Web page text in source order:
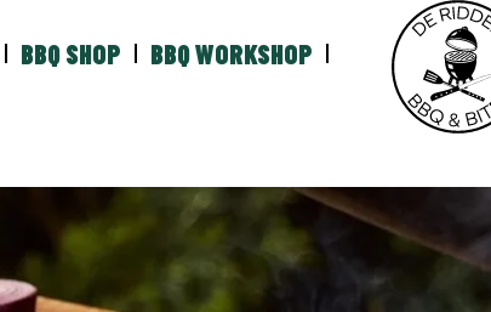
BBQ SHOP
BBQ WORKSHOP